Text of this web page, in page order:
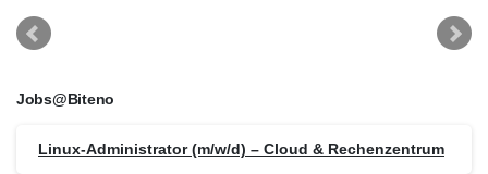
Jobs@Biteno
Linux-Administrator (m/w/d) – Cloud & Rechenzentrum